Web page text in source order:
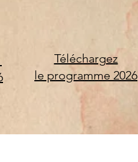
Téléchargez
le programme 2026